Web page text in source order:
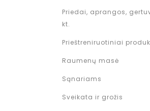
Priedai, aprangos,
kt.
Prieštreniruotiniai
Raumenų masė
Sąnariams
Sveikata ir grožis